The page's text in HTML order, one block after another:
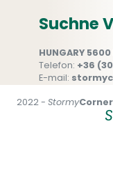
Suchne
HUNGARY
Telefon: +36
E-mail:
2022 - StormyCorner